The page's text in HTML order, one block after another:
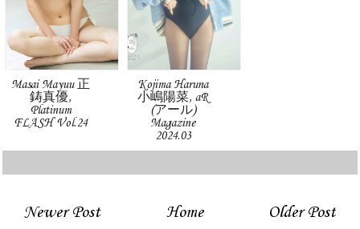
Masai Mayuu 正
鋳真優,
Platinum
FLASH Vol.24
Kojima Haruna
小嶋陽菜, aR
(アール)
Magazine
2024.03
Newer Post Older Post
Home